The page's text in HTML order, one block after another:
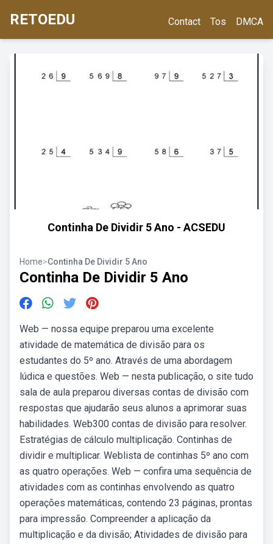
RETOEDU Contact Tos DMCA
Continha De Dividir 5 Ano - ACSEDU
Home>Continha De Dividir 5 Ano
Continha De Dividir 5 Ano
Web — nossa equipe preparou uma excelente
atividade de matemática de divisão para os
estudantes do 5º ano. Através de uma abordagem
lúdica e questões. Web — nesta publicação, o site tudo
sala de aula preparou diversas contas de divisão com
respostas que ajudarão seus alunos a aprimorar suas
habilidades. Web300 contas de divisão para resolver.
Estratégias de cálculo multiplicação. Continhas de
dividir e multiplicar. Weblista de continhas 5º ano com
as quatro operações. Web — confira uma sequência de
atividades com as continhas envolvendo as quatro
operações matemáticas, contendo 23 páginas, prontas
para impressão. Compreender a aplicação da
multiplicação e da divisão; Atividades de divisão para